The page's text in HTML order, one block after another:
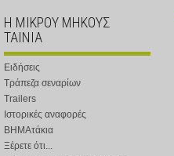
Η ΜΙΚΡΟΥ ΜΗΚΟΥΣ
ΤΑΙΝΙΑ
Ειδήσεις
Τράπεζα σεναρίων
Trailers
Ιστορικές αναφορές
ΒΗΜΑτάκια
Ξέρετε ότι...